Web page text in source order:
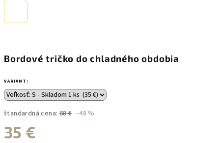
Bordové tričko do chladného obdobia
VARIANT:
štandardná cena: 68 € –48 %
35 €